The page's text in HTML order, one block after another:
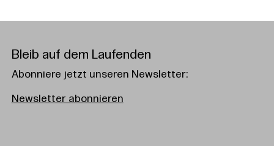
Bleib auf dem Laufenden
Abonniere jetzt unseren Newsletter:
Newsletter abonnieren